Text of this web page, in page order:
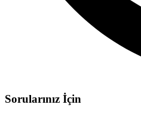
Sorularınız İçin